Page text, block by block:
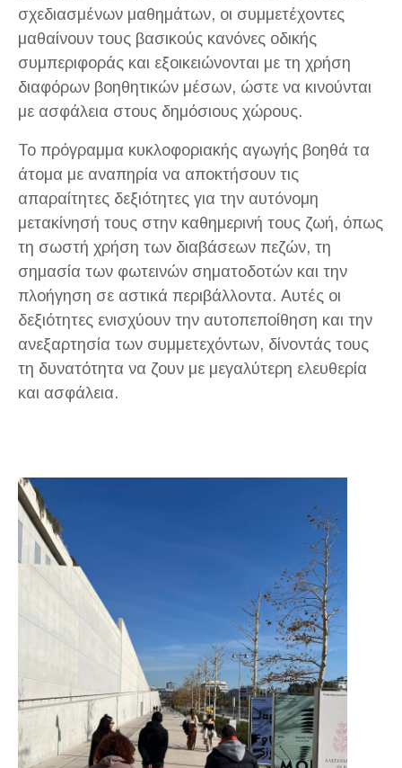
σχεδιασμένων μαθημάτων, οι συμμετέχοντες
μαθαίνουν τους βασικούς κανόνες οδικής
συμπεριφοράς και εξοικειώνονται με τη χρήση
διαφόρων βοηθητικών μέσων, ώστε να κινούνται
με ασφάλεια στους δημόσιους χώρους.
Το πρόγραμμα κυκλοφοριακής αγωγής βοηθά τα
άτομα με αναπηρία να αποκτήσουν τις
απαραίτητες δεξιότητες για την αυτόνομη
μετακίνησή τους στην καθημερινή τους ζωή, όπως
τη σωστή χρήση των διαβάσεων πεζών, τη
σημασία των φωτεινών σηματοδοτών και την
πλοήγηση σε αστικά περιβάλλοντα. Αυτές οι
δεξιότητες ενισχύουν την αυτοπεποίθηση και την
ανεξαρτησία των συμμετεχόντων, δίνοντάς τους
τη δυνατότητα να ζουν με μεγαλύτερη ελευθερία
και ασφάλεια.